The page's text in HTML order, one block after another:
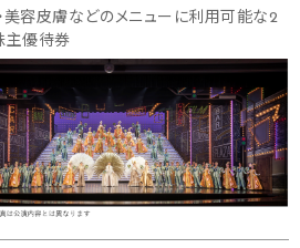
美容皮膚などのメニューに利用可能な2
主優待券